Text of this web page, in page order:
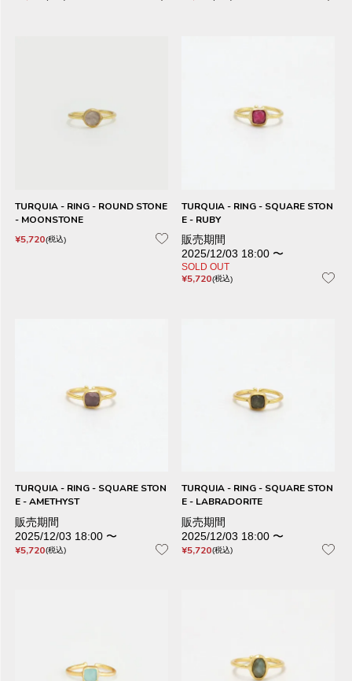
TURQUIA - RING - ROUND STONE
- MOONSTONE
¥5,720 税込
TURQUIA - RING - SQUARE STON
E - RUBY
販売期間
2025/12/03 18:00 〜
SOLD OUT
¥5,720 税込
TURQUIA - RING - SQUARE STON
E - AMETHYST
販売期間
2025/12/03 18:00 〜
¥5,720 税込
TURQUIA - RING - SQUARE STON
E - LABRADORITE
販売期間
2025/12/03 18:00 〜
¥5,720 税込